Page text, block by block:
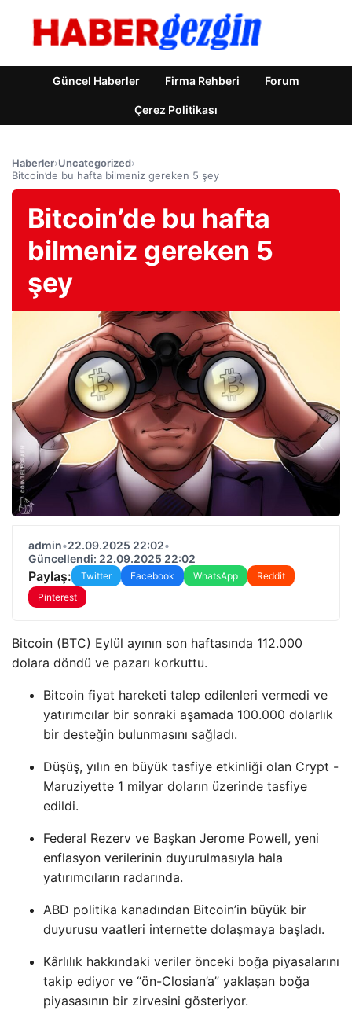
Güncel Haberler Firma Rehberi Forum
Çerez Politikası
Haberler›Uncategorized›
Bitcoin’de bu hafta bilmeniz gereken 5 şey
Bitcoin’de bu hafta
bilmeniz gereken 5
şey
admin•22.09.2025 22:02•
Güncellendi: 22.09.2025 22:02
Paylaş: Twitter Facebook WhatsApp
Reddit
Pinterest
Bitcoin (BTC) Eylül ayının son haftasında 112.000
dolara döndü ve pazarı korkuttu.
Bitcoin fiyat hareketi talep edilenleri vermedi ve
yatırımcılar bir sonraki aşamada 100.000 dolarlık
bir desteğin bulunmasını sağladı.
Düşüş, yılın en büyük tasfiye etkinliği olan Crypt -
Maruziyette 1 milyar doların üzerinde tasfiye
edildi.
Federal Rezerv ve Başkan Jerome Powell, yeni
enflasyon verilerinin duyurulmasıyla hala
yatırımcıların radarında.
ABD politika kanadından Bitcoin’in büyük bir
duyurusu vaatleri internette dolaşmaya başladı.
Kârlılık hakkındaki veriler önceki boğa piyasalarını
takip ediyor ve “ön-Closian’a” yaklaşan boğa
piyasasının bir zirvesini gösteriyor.